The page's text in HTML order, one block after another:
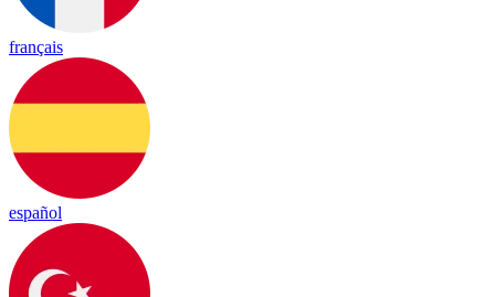
français
español